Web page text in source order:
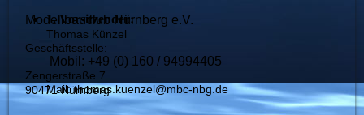
Modellbauclub Nürnberg e.V.
Geschäftsstelle:
Zengerstraße 7
90471 Nürnberg
1. Vorsitzender:
Thomas Künzel
Mobil: +49 (0) 160 / 94994405
Mail: thomas.kuenzel@mbc-nbg.de